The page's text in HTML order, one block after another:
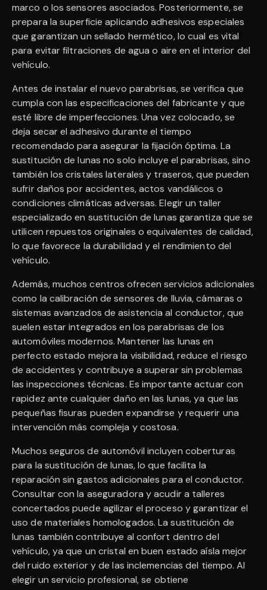
marco o los sensores asociados. Posteriormente, se
prepara la superficie aplicando adhesivos especiales
que garantizan un sellado hermético, lo cual es vital
para evitar filtraciones de agua o aire en el interior del
vehículo.
Antes de instalar el nuevo parabrisas, se verifica que
cumpla con las especificaciones del fabricante y que
esté libre de imperfecciones. Una vez colocado, se
deja secar el adhesivo durante el tiempo
recomendado para asegurar la fijación óptima. La
sustitución de lunas no solo incluye el parabrisas, sino
también los cristales laterales y traseros, que pueden
sufrir daños por accidentes, actos vandálicos o
condiciones climáticas adversas. Elegir un taller
especializado en sustitución de lunas garantiza que se
utilicen repuestos originales o equivalentes de calidad,
lo que favorece la durabilidad y el rendimiento del
vehículo.
Además, muchos centros ofrecen servicios adicionales
como la calibración de sensores de lluvia, cámaras o
sistemas avanzados de asistencia al conductor, que
suelen estar integrados en los parabrisas de los
automóviles modernos. Mantener las lunas en
perfecto estado mejora la visibilidad, reduce el riesgo
de accidentes y contribuye a superar sin problemas
las inspecciones técnicas. Es importante actuar con
rapidez ante cualquier daño en las lunas, ya que las
pequeñas fisuras pueden expandirse y requerir una
intervención más compleja y costosa.
Muchos seguros de automóvil incluyen coberturas
para la sustitución de lunas, lo que facilita la
reparación sin gastos adicionales para el conductor.
Consultar con la aseguradora y acudir a talleres
concertados puede agilizar el proceso y garantizar el
uso de materiales homologados. La sustitución de
lunas también contribuye al confort dentro del
vehículo, ya que un cristal en buen estado aísla mejor
del ruido exterior y de las inclemencias del tiempo. Al
elegir un servicio profesional, se obtiene